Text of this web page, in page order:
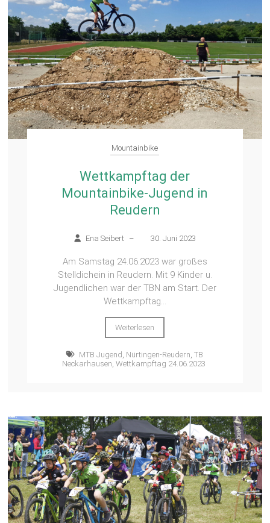
Mountainbike
Wettkampftag der
Mountainbike-Jugend in
Reudern
Ena Seibert – 30. Juni 2023
Am Samstag 24.06.2023 war großes
Stelldichein in Reudern. Mit 9 Kinder u.
Jugendlichen war der TBN am Start. Der
Wettkampftag...
Weiterlesen
MTB Jugend Nürtingen-Reudern TB
Neckarhausen ,Wettkampftag 24.06.2023